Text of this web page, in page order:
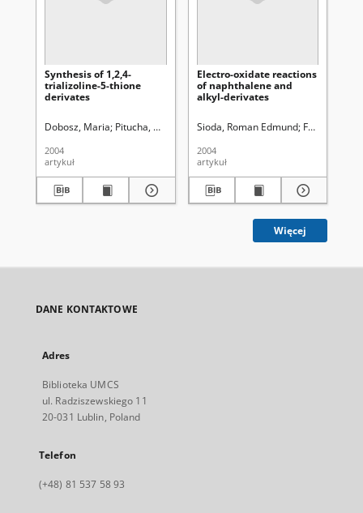
Synthesis of 1,2,4-
trializoline-5-thione
derivates
Dobosz, Maria Pitucha, Monika Wujec, Monika
2004
artykuł
Electro-oxidate reactions
of naphthalene and
alkyl-derivates
Sioda, Roman Edmund
2004
artykuł
Więcej
DANE KONTAKTOWE
Adres
Biblioteka UMCS
ul. Radziszewskiego 11
20-031 Lublin, Poland
Telefon
(+48) 81 537 58 93